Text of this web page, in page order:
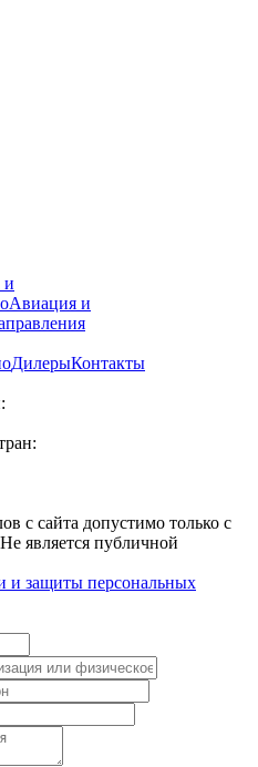
и
Авиация и
ДилерыКонтакты
с сайта допустимо только с
является публичной
и защиты персональных